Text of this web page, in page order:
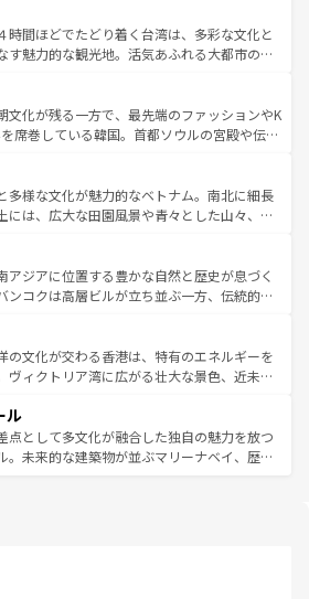
スタイルだ。 なお、新着のアメリカ
ンツ一覧を参照してほしい。
しの心で訪れる人々を迎えてくれるハワイの
いローカルフードやハワイアンミュージッ
フラダンスなど、すべてがハワイの魅力を彩
ほしい。 なお、新着のハワイ情報
一覧を参照してほしい。
大陸中央部にそびえるウルル（エアーズロッ
ニアの美しい原生林やケアンズの熱帯雨林な
がたくさん。また、カフェやワイン、オージ
ィビティも充実しており、サーフィンやダイ
キングなど、アウトドア好きにはたまらな
ラリアの多彩な魅力を存分に味わいつくそ
。
時間ほどでたどり着く台湾は、多彩な文化と
す魅力的な観光地。活気あふれる大都市の台
な山岳地帯である台湾東部など、都市の喧騒
さが共存しており、訪れる人に新しい発見と
してくれる。また、奥深い台湾の食文化も魅
評判のスイーツなど、バラエティ豊かな料理
が味わえる。 なお、新着の台湾情報は コンテンツ一覧を参
。
文化が残る一方で、最先端のファッションやK
席巻している韓国。首都ソウルの宮殿や伝統
を延ばせば四季折々の自然美を楽しむことが
て、キムチや焼肉、絶品のストリートフード
まな韓国料理が待っている。夜には、韓国な
れながら、韓国の多彩な魅力を心ゆくまで味
わってみてほしい。 なお、新着の韓国情報はコンテンツ一
ほしい。
多様な文化が魅力的なベトナム。南北に細長
には、広大な田園風景や青々とした山々、世
共に伝統が息づく。ハノイの古い町並みやホ
フランス統治時代の建物も、独特の雰囲気を
る。また、バラエティの豊かさとおいしさで
やバインミー、ベトナムコーヒーなどは、ぜ
いたい。どの地域を訪れてもあたたかい人々
えてくれるので、きっと忘れられない旅にな
。
アジアに位置する豊かな自然と歴史が息づく
ンコクは高層ビルが立ち並ぶ一方、伝統的な
している。北部ではチェンマイなどの山岳地
れ合い、南部ではプーケットやクラビの美し
ゾート気分を楽しむことができる。タイ料理
は一年中温暖で、どの季節にも異なる楽しみ
。親しみやすいタイの人々、仏教を中心とし
て多様な観光資源が、訪れる旅人を魅了し続
の文化が交わる香港は、特有のエネルギーを
ヴィクトリア湾に広がる壮大な景色、近未来
れても感動するはず。観光スポットが密集し
よく見どころを回れるのも魅力。息をのむよ
文化的な体験まで、香港を存分に楽しみ尽く
ル
点として多文化が融合した独自の魅力を放つ
。未来的な建築物が並ぶマリーナベイ、歴史
ズは地元の風情を楽しめる外せないスポット